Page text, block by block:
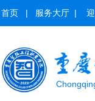
首页 | 服务大厅 |